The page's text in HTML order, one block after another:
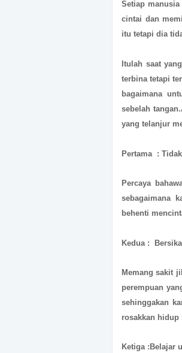
Setiap
cintai dan
itu tetapi dia
Itulah saat
terbina tetapi
bagaimana
sebelah
yang telanjur
Pertama :
Percaya
sebagaimana
behenti
Kedua :
Memang sakit
perempuan
sehinggakan
rosakkan hidup
Ketiga :Belajar